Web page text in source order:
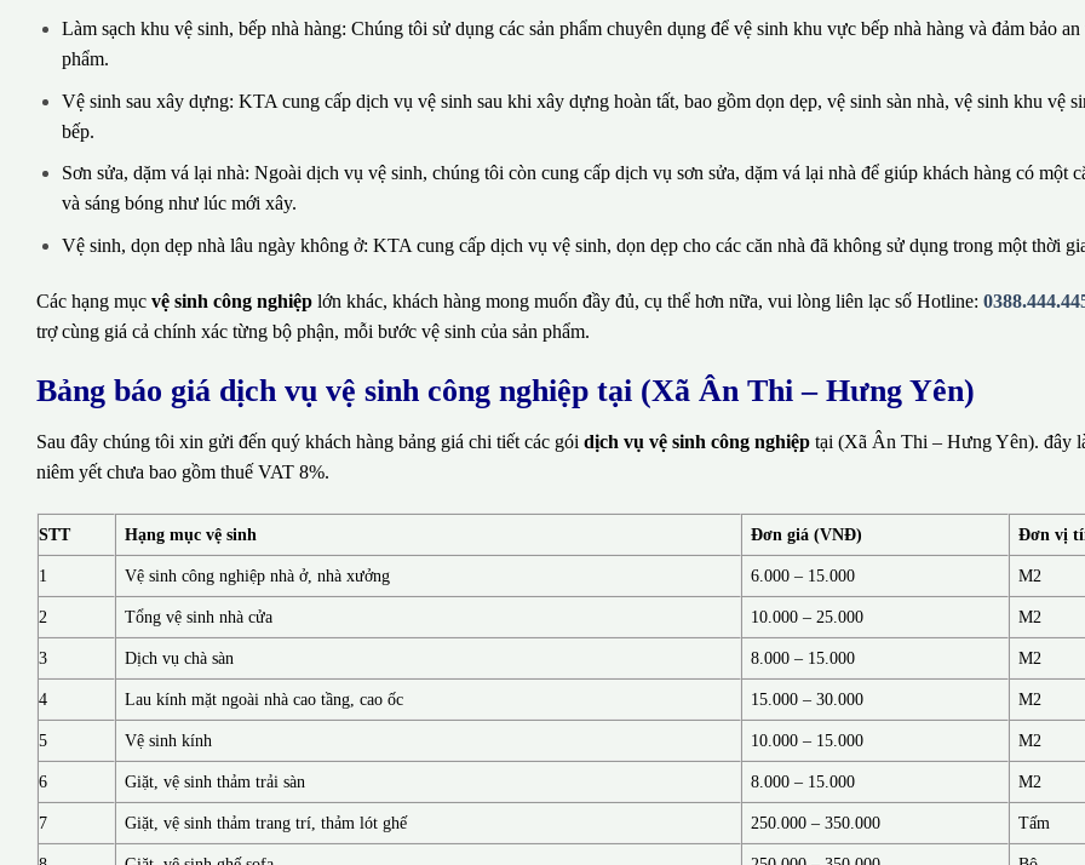
Làm sạch khu vệ sinh, bếp nhà hàng: Chúng tôi sử dụng các sản phẩm chuyên dụng để vệ sinh khu vực bếp nhà hàng và đảm bảo
phẩm.
Vệ sinh sau xây dựng: KTA cung cấp dịch vụ vệ sinh sau khi xây dựng hoàn tất, bao gồm dọn dẹp, vệ sinh sàn nhà, vệ sinh khu vệ
bếp.
Sơn sửa, dặm vá lại nhà: Ngoài dịch vụ vệ sinh, chúng tôi còn cung cấp dịch vụ sơn sửa, dặm vá lại nhà để giúp khách hàng có một
và sáng bóng như lúc mới xây.
Vệ sinh, dọn dẹp nhà lâu ngày không ở: KTA cung cấp dịch vụ vệ sinh, dọn dẹp cho các căn nhà đã không sử dụng trong một thời
Các hạng mục vệ sinh công nghiệp lớn khác, khách hàng mong muốn đầy đủ, cụ thể hơn nữa, vui lòng liên lạc số Hotline:
trợ cùng giá cả chính xác từng bộ phận, mỗi bước vệ sinh của sản phẩm.
Bảng báo giá dịch vụ vệ sinh công nghiệp tại (Xã Ân Thi – Hưng Yên)
Sau đây chúng tôi xin gửi đến quý khách hàng bảng giá chi tiết các gói dịch vụ vệ sinh công nghiệp tại (Xã Ân Thi – Hưng Yên). đây
niêm yết chưa bao gồm thuế VAT 8%.
STT Hạng mục vệ sinh Đơn giá (VNĐ) Đơn vị
1 Vệ sinh công nghiệp nhà ở, nhà xưởng 6.000 – 15.000 M2
2 Tổng vệ sinh nhà cửa 10.000 – 25.000 M2
3 Dịch vụ chà sàn 8.000 – 15.000 M2
4 Lau kính mặt ngoài nhà cao tầng, cao ốc 15.000 – 30.000 M2
5 Vệ sinh kính 10.000 – 15.000 M2
6 Giặt, vệ sinh thảm trải sàn 8.000 – 15.000 M2
7 Giặt, vệ sinh thảm trang trí, thảm lót ghế 250.000 – 350.000 Tấm